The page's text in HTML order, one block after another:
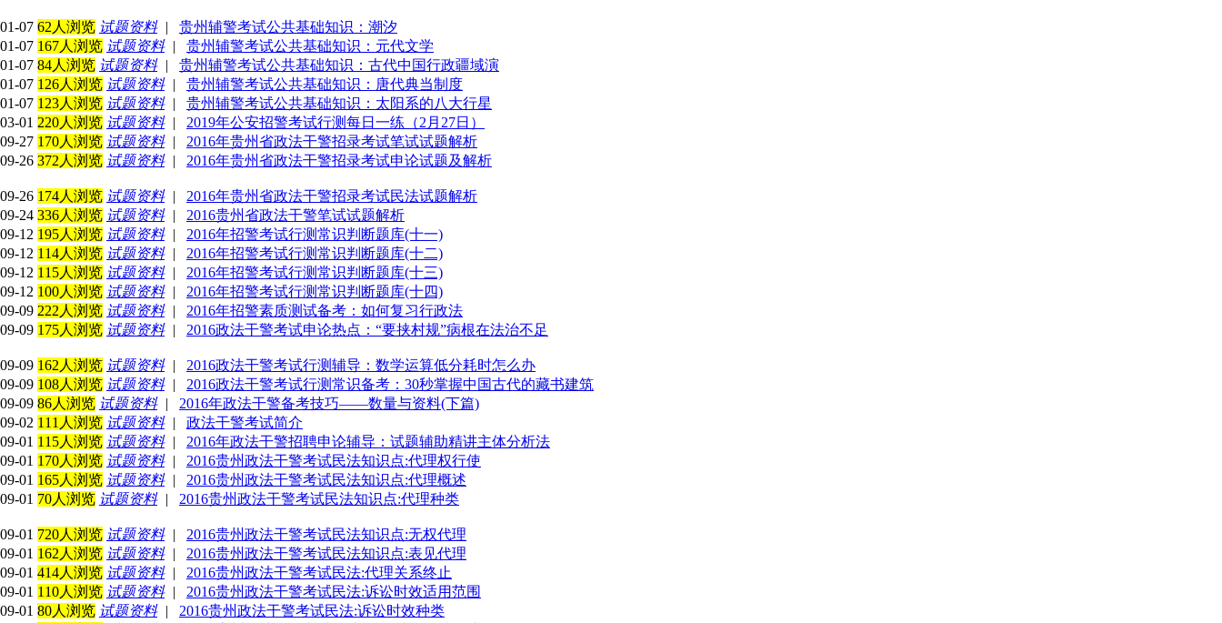
01-07 62人浏览 试题资料|
贵州辅警考试公共基础知识：潮汐
01-07 167人浏览 试题资料|
贵州辅警考试公共基础知识：元代文学
01-07 84人浏览 试题资料|
贵州辅警考试公共基础知识：古代中国行政疆域演
01-07 126人浏览 试题资料|
贵州辅警考试公共基础知识：唐代典当制度
01-07 123人浏览 试题资料|
贵州辅警考试公共基础知识：太阳系的八大行星
03-01 220人浏览 试题资料|
2019年公安招警考试行测每日一练（2月27日）
09-27 170人浏览 试题资料|
2016年贵州省政法干警招录考试笔试试题解析
09-26 372人浏览 试题资料| 2016年贵州省政法干警招录考试申论试题及解析
09-26 174人浏览 试题资料|
2016年贵州省政法干警招录考试民法试题解析
09-24 336人浏览 试题资料|
2016贵州省政法干警笔试试题解析
09-12 195人浏览 试题资料|
2016年招警考试行测常识判断题库(十一)
09-12 114人浏览 试题资料|
2016年招警考试行测常识判断题库(十二)
09-12 115人浏览 试题资料|
2016年招警考试行测常识判断题库(十三)
09-12 100人浏览 试题资料|
2016年招警考试行测常识判断题库(十四)
09-09 222人浏览 试题资料|
2016年招警素质测试备考：如何复习行政法
09-09 175人浏览 试题资料| 2016政法干警考试申论热点：“要挟村规”病根在法治不足
09-09 162人浏览 试题资料|
2016政法干警考试行测辅导：数学运算低分耗时怎么办
09-09 108人浏览 试题资料|
2016政法干警考试行测常识备考：30秒掌握中国古代的藏书建筑
09-09 86人浏览 试题资料|
2016年政法干警备考技巧——数量与资料(下篇)
09-02 111人浏览 试题资料|
政法干警考试简介
09-01 115人浏览 试题资料|
2016年政法干警招聘申论辅导：试题辅助精讲主体分析法
09-01 170人浏览 试题资料|
2016贵州政法干警考试民法知识点:代理权行使
09-01 165人浏览 试题资料|
2016贵州政法干警考试民法知识点:代理概述
09-01 70人浏览 试题资料| 2016贵州政法干警考试民法知识点:代理种类
09-01 720人浏览 试题资料|
2016贵州政法干警考试民法知识点:无权代理
09-01 162人浏览 试题资料|
2016贵州政法干警考试民法知识点:表见代理
09-01 414人浏览 试题资料|
2016贵州政法干警考试民法:代理关系终止
09-01 110人浏览 试题资料|
2016贵州政法干警考试民法:诉讼时效适用范围
09-01 80人浏览 试题资料|
2016贵州政法干警考试民法:诉讼时效种类